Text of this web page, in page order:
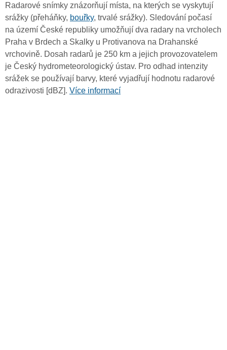
Radarové snímky znázorňují místa, na kterých se vyskytují
srážky (přeháňky, bouřky, trvalé srážky). Sledování počasí
na území České republiky umožňují dva radary na vrcholech
Praha v Brdech a Skalky u Protivanova na Drahanské
vrchovině. Dosah radarů je 250 km a jejich provozovatelem
je Český hydrometeorologický ústav. Pro odhad intenzity
srážek se používají barvy, které vyjadřují hodnotu radarové
odrazivosti [dBZ]. Více informací